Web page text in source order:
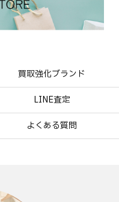
買取強化ブランド
LINE査定
よくある質問